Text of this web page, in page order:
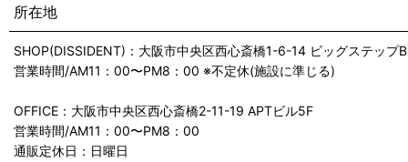
所在地
SHOP(DISSIDENT)：大阪市中央区西心斎橋1-6-14 ビッグステップ
営業時間/AM11：00〜PM8：00 ※不定休(施設に準じる)
OFFICE：大阪市中央区西心斎橋2-11-19 APTビル5F
営業時間/AM11：00〜PM8：00
通販定休日：日曜日